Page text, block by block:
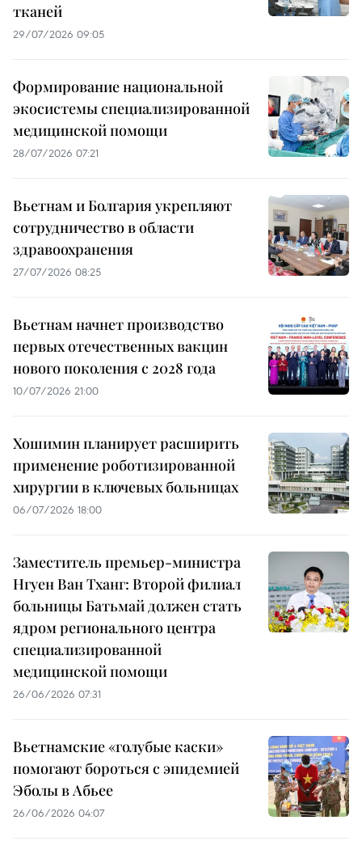
тканей
29/07/2026 09:05
Формирование национальной
экосистемы специализированной
медицинской помощи
28/07/2026 07:21
Вьетнам и Болгария укрепляют
сотрудничество в области
здравоохранения
27/07/2026 08:25
Вьетнам начнет производство
первых отечественных вакцин
нового поколения с 2028 года
10/07/2026 21:00
Хошимин планирует расширить
применение роботизированной
хирургии в ключевых больницах
06/07/2026 18:00
Заместитель премьер-министра
Нгуен Ван Тханг: Второй филиал
больницы Батьмай должен стать
ядром регионального центра
специализированной
медицинской помощи
26/06/2026 07:31
Вьетнамские «голубые каски»
помогают бороться с эпидемией
Эболы в Абьее
26/06/2026 04:07